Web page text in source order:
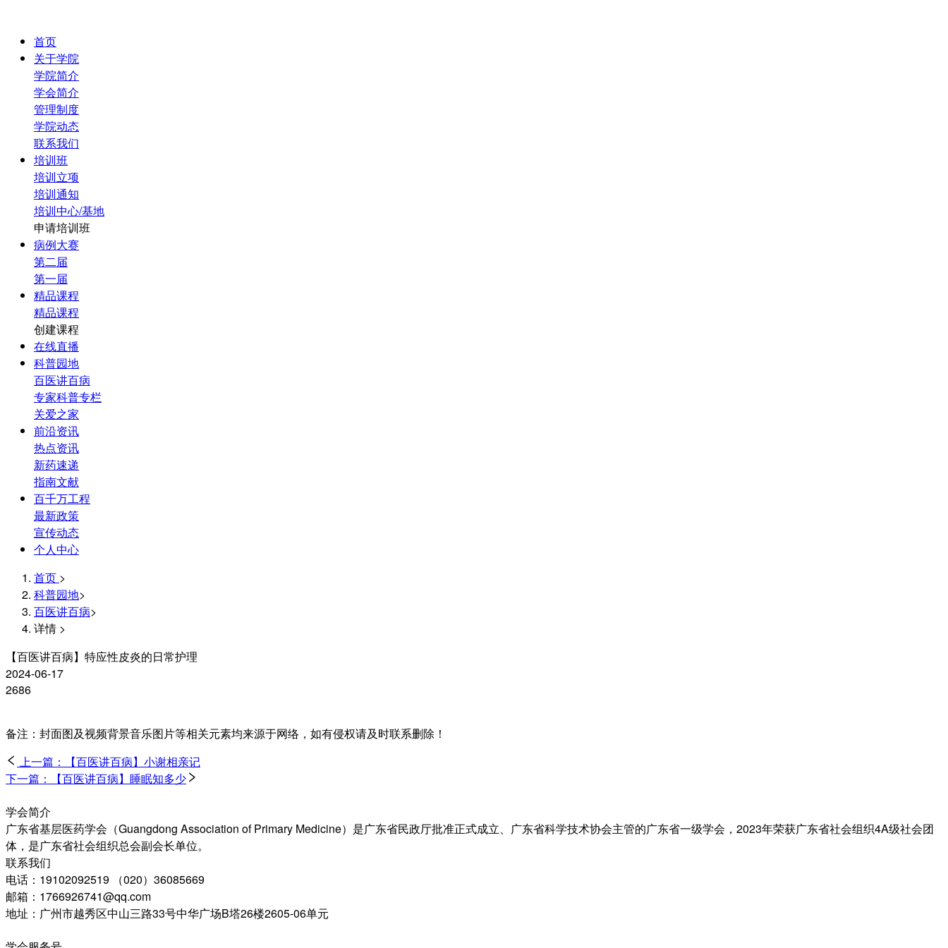
首页
关于学院
学院简介
学会简介
管理制度
学院动态
联系我们
培训班
培训立项
培训通知
培训中心/基地
申请培训班
病例大赛
第二届
第一届
精品课程
精品课程
创建课程
在线直播
科普园地
百医讲百病
专家科普专栏
关爱之家
前沿资讯
热点资讯
新药速递
指南文献
百千万工程
最新政策
宣传动态
个人中心
首页 >
科普园地>
百医讲百病>
详情 >
【百医讲百病】特应性皮炎的日常护理
2024-06-17
2686
备注：封面图及视频背景音乐图片等相关元素均来源于网络，如有侵权请及时联系删除！
上一篇：【百医讲百病】小谢相亲记
下一篇：【百医讲百病】睡眠知多少
学会简介
广东省基层医药学会（Guangdong Association of Primary Medicine）是广东省民政厅批准正式成立、广东省科学技术协会主管的广东省一级学会，2023年荣获广东省社会组织4A级社会团
体，是广东省社会组织总会副会长单位。
联系我们
电话：19102092519 （020）36085669
邮箱：1766926741@qq.com
地址：广州市越秀区中山三路33号中华广场B塔26楼2605-06单元